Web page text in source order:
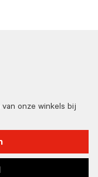
onze winkels bij